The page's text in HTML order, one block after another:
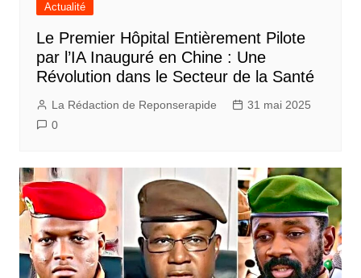
Actualité
Le Premier Hôpital Entièrement Pilote
par l’IA Inauguré en Chine : Une
Révolution dans le Secteur de la Santé
La Rédaction de Reponserapide
31 mai 2025
0